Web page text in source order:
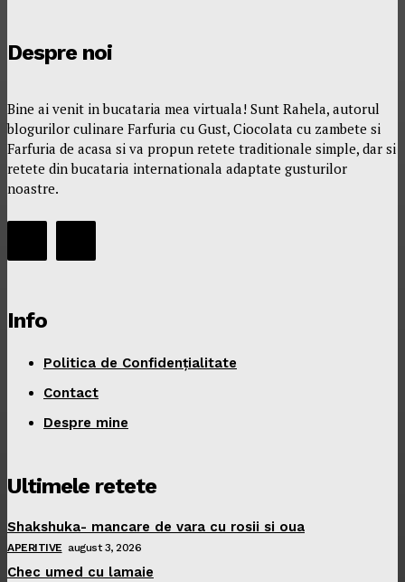
Despre noi
Bine ai venit in bucataria mea virtuala! Sunt Rahela, autorul
blogurilor culinare Farfuria cu Gust, Ciocolata cu zambete si
Farfuria de acasa si va propun retete traditionale simple, dar si
retete din bucataria internationala adaptate gusturilor
noastre.
Info
Politica de Confidențialitate
Contact
Despre mine
Ultimele retete
Shakshuka- mancare de vara cu rosii si oua
APERITIVE august 3, 2026
Chec umed cu lamaie